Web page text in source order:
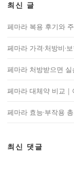
최신 글
페마라 복용 후기와
페마라 가격·처방비·
페마라 처방받으면
페마라 대체약 비교
페마라 효능·부작용
최신 댓글